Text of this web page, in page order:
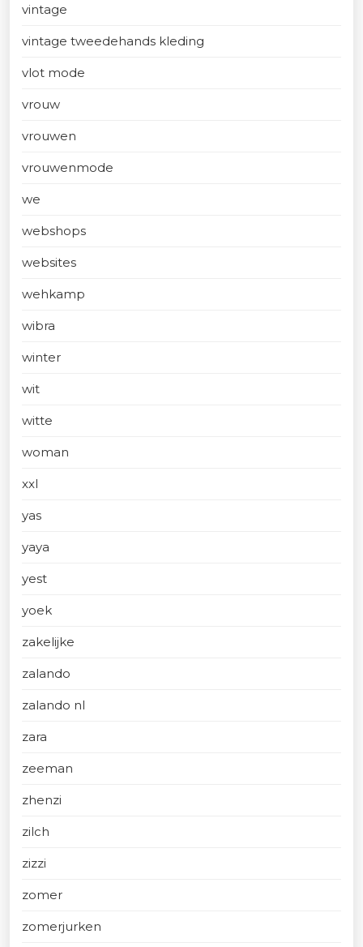
vintage
vintage tweedehands kleding
vlot mode
vrouw
vrouwen
vrouwenmode
we
webshops
websites
wehkamp
wibra
winter
wit
witte
woman
xxl
yas
yaya
yest
yoek
zakelijke
zalando
zalando nl
zara
zeeman
zhenzi
zilch
zizzi
zomer
zomerjurken